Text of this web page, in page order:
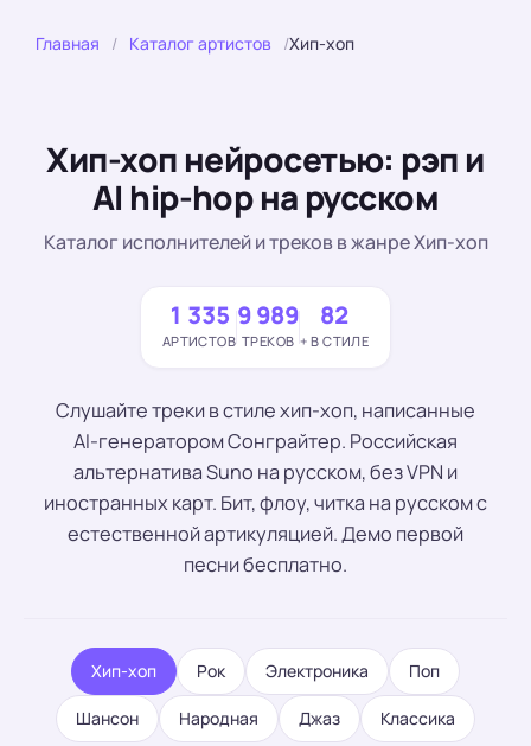
Главная / Каталог артистов /Хип-хоп
Хип-хоп нейросетью: рэп и
AI hip-hop на русском
Каталог исполнителей и треков в жанре Хип-хоп
1 335
АРТИСТОВ
9 989
ТРЕКОВ
82
+ В СТИЛЕ
Слушайте треки в стиле хип-хоп, написанные
AI-генератором Сонграйтер. Российская
альтернатива Suno на русском, без VPN и
иностранных карт. Бит, флоу, читка на русском с
естественной артикуляцией. Демо первой
песни бесплатно.
Хип-хоп Рок Электроника Поп
Шансон Народная Джаз Классика